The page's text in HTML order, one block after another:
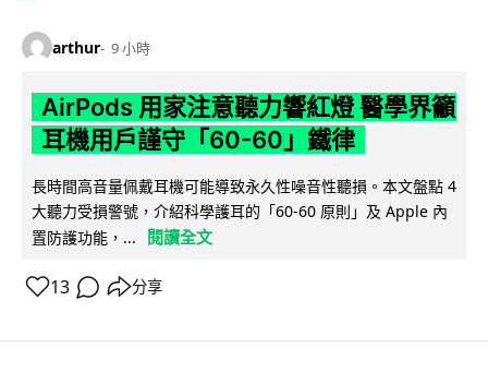
arthur 9 小時
AirPods 用家注意聽力響紅燈 醫學界籲
耳機用戶謹守「60-60」鐵律
長時間高音量佩戴耳機可能導致永久性噪音性聽損。本文盤點 4
大聽力受損警號，介紹科學護耳的「60-60 原則」及 Apple 內
置防護功能，...
閱讀全文
13 分享